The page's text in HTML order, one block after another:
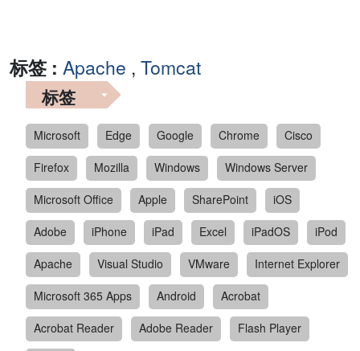
标签 : Apache , Tomcat
标签
Microsoft Edge Google Chrome
Cisco
Firefox
Mozilla Windows
Windows Server
Microsoft Office
Apple SharePoint
iOS
Adobe
iPhone iPad Excel iPadOS
iPod
Apache
Visual Studio VMware
Internet Explorer
Microsoft 365 Apps
Android
Acrobat
Acrobat Reader
Adobe Reader
Flash Player